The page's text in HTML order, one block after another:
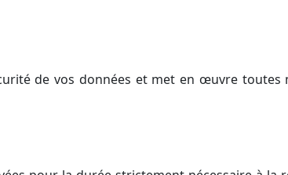
de vos données et met en œuvre